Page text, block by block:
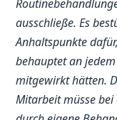
ausschließe. Es
Anhaltspunkte
behauptet an
mitgewirkt hätten.
Mitarbeit müsse